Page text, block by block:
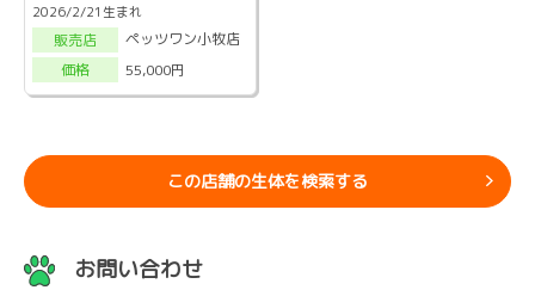
2026/2/21生まれ
販売店
ペッツワン小牧店
価格
55,000円
この店舗の生体を検索する
お問い合わせ